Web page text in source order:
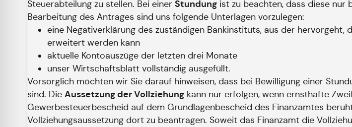
Steuerabteilung zu stellen. Bei einer Stundung ist zu beachten, dass diese nur
Bearbeitung des Antrages sind uns folgende Unterlagen vorzulegen:
eine Negativerklärung des zuständigen Bankinstituts, aus der
erweitert werden kann
aktuelle Kontoauszüge der letzten drei Monate
unser Wirtschaftsblatt vollständig ausgefüllt.
Vorsorglich möchten wir Sie darauf hinweisen, dass bei Bewilligung einer
sind. Die Aussetzung der Vollziehung kann nur erfolgen, wenn ernsthafte
Gewerbesteuerbescheid auf dem Grundlagenbescheid des Finanzamtes
Vollziehungsaussetzung dort zu beantragen. Soweit das Finanzamt die